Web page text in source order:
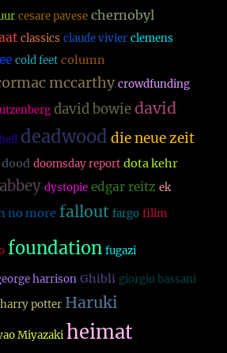
cesare pavese chernobyl
classics claude vivier clemens
cold feet column
mccarthy crowdfunding
david bowie david
deadwood die neue zeit
dood doomsday report dota kehr
dystopie edgar reitz ek
no more fallout fargo fillm
foundation fugazi
harrison Ghibli giorgio bassani
harry potter Haruki
Miyazaki heimat